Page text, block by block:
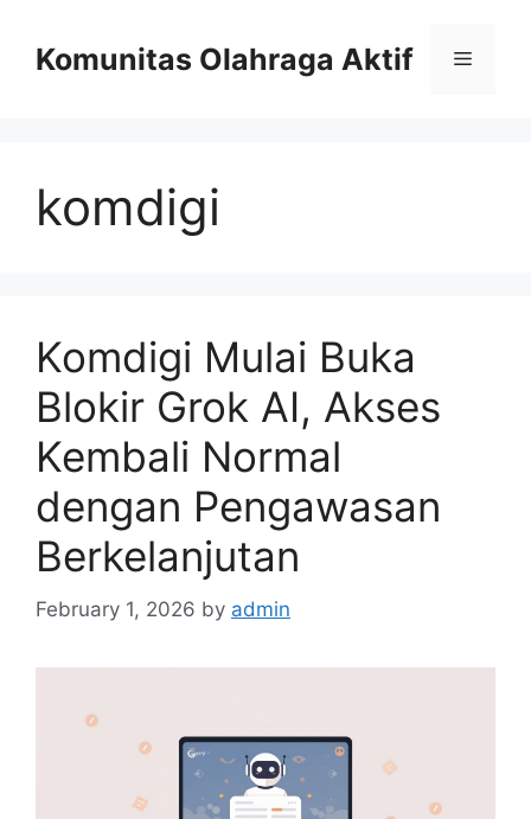
contentKomunitas Olahraga Aktif Menu
komdigi
Komdigi Mulai Buka
Blokir Grok AI, Akses
Kembali Normal
dengan Pengawasan
Berkelanjutan
February 1, 2026 by admin